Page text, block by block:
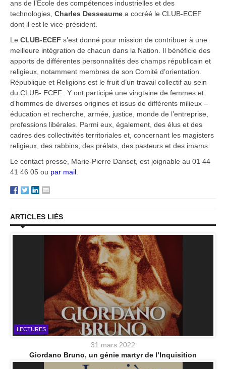
ans de l’École des compétences industrielles et des
technologies, Charles Desseaume a cocréé le CLUB-ECEF
dont il est le vice-président.
Le CLUB-ECEF s’est donné pour mission de contribuer à une
meilleure intégration de chacun dans la Nation. Il bénéficie des
apports de différentes personnalités des champs républicain et
religieux, notamment membres de son Comité d’orientation.
République et Religions est le fruit d’un travail collectif au sein
du CLUB- ECEF. Y ont participé une vingtaine de femmes et
d’hommes de diverses origines et issus de différents milieux –
éducation et recherche, armée, justice, monde de l’entreprise,
professions libérales. Parmi eux, également, des élus et des
cadres des collectivités territoriales et, concernant les magisters
religieux, des rabbins, des prélats, des pasteurs et des imams.
Le contact presse, Marie-Pierre Danset, est joignable au 01 44
41 46 05 ou par mail
ARTICLES LIÉS
LECTURES
31 mars 2022
Giordano Bruno, un génie martyr de l’Inquisition